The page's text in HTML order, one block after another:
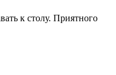
к столу. Приятного